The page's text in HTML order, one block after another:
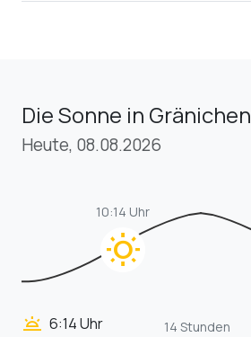
Die Sonne in Gränichen
Heute, 08.08.2026
wb_sunny
10:14 Uhr
wb_twilight 6:14 Uhr
14 Stunden